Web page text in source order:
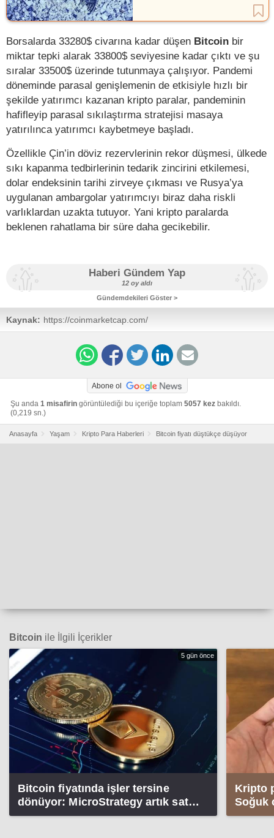
Borsalarda 33280$ civarına kadar düşen Bitcoin bir
miktar tepki alarak 33800$ seviyesine kadar çıktı ve şu
sıralar 33500$ üzerinde tutunmaya çalışıyor. Pandemi
döneminde parasal genişlemenin de etkisiyle hızlı bir
şekilde yatırımcı kazanan kripto paralar, pandeminin
hafifleyip parasal sıkılaştırma stratejisi masaya
yatırılınca yatırımcı kaybetmeye başladı.
Özellikle Çin’in döviz rezervlerinin rekor düşmesi, ülkede
sıkı kapanma tedbirlerinin tedarik zincirini etkilemesi,
dolar endeksinin tarihi zirveye çıkması ve Rusya’ya
uygulanan ambargolar yatırımcıyı biraz daha riskli
varlıklardan uzakta tutuyor. Yani kripto paralarda
beklenen rahatlama bir süre daha gecikebilir.
Haberi Gündem Yap
12 oy aldı
Gündemdekileri Göster >
Kaynak: https://coinmarketcap.com/
Abone ol
Şu anda 1 misafirin görüntülediği bu içeriğe toplam 5057 kez bakıldı.
(0,219 sn.)
Anasayfa Yaşam Kripto Para Haberleri Bitcoin fiyatı düştükçe düşüyor
Bitcoin ile İlgili İçerikler
5 gün önce
Bitcoin fiyatında işler tersine
dönüyor: MicroStrategy artık satış
tarafında
Kripto
Soğuk